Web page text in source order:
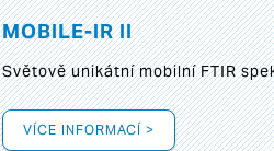
MOBILE-IR II
Světově unikátní mobilní FTIR
VÍCE INFORMACÍ >